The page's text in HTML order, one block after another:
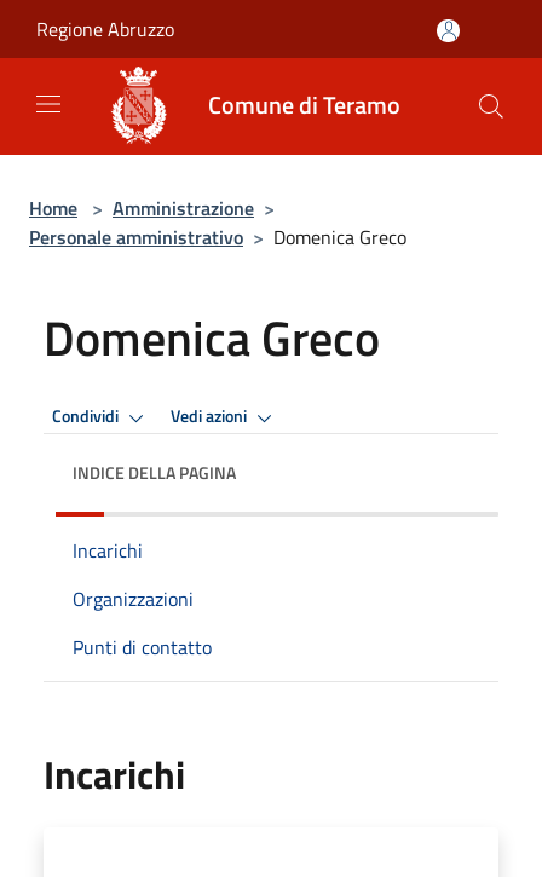
Regione Abruzzo
Comune di Teramo
Home > Amministrazione >
Personale amministrativo > Domenica Greco
Domenica Greco
Condividi Vedi azioni
INDICE DELLA PAGINA
Incarichi
Organizzazioni
Punti di contatto
Incarichi